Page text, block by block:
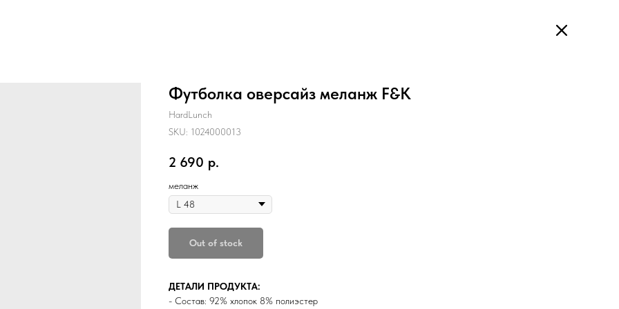
Футболка оверсайз меланж F&K
HardLunch
SKU: 1024000013
2 690 р.
меланж
Out of stock
ДЕТАЛИ ПРОДУКТА:
- Состав: 92% хлопок 8% полиэстер